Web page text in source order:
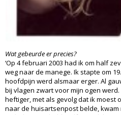
Wat gebeurde er precies?
‘Op 4 februari 2003 had ik om half
weg naar de manege. Ik stapte om
hoofdpijn werd alsmaar erger. Al
bij vlagen zwart voor mijn ogen
heftiger, met als gevolg dat ik moest
naar de huisartsenpost belde,